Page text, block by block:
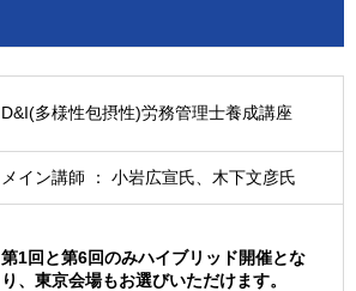
D&I(多様性包摂性)労務管理士養成講座
メイン講師 ： 小岩広宣氏、木下文彦氏
第1回と第6回のみハイブリッド開催とな
り、東京会場もお選びいただけます。